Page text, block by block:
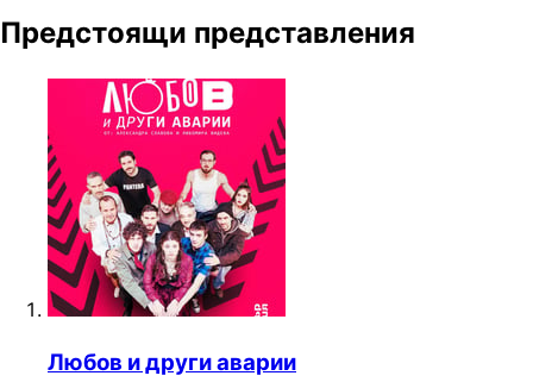
Предстоящи представления
Любов и други аварии